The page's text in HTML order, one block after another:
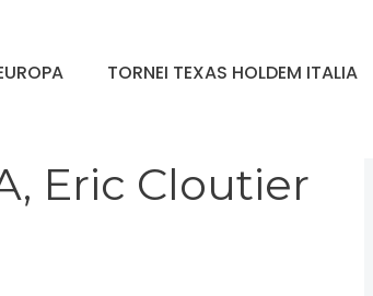
TORNEI TEXAS HOLDEM ITALIA
Eric Cloutier